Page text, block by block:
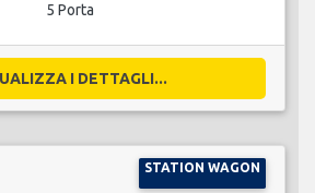
5 Porta
I DETTAGLI...
STATION WAGON